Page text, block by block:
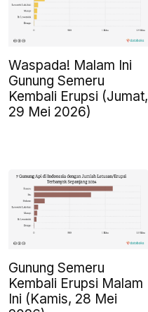
Waspada! Malam Ini
Gunung Semeru
Kembali Erupsi (Jumat,
29 Mei 2026)
Gunung Semeru
Kembali Erupsi Malam
Ini (Kamis, 28 Mei